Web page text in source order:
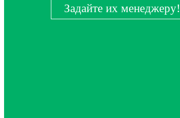
Задайте их менеджеру!